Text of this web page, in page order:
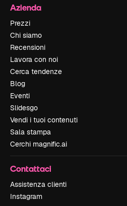
Azienda
Prezzi
Chi siamo
Recensioni
Lavora con noi
Cerca tendenze
Blog
Eventi
Slidesgo
Vendi i tuoi contenuti
Sala stampa
Cerchi magnific.ai
Contattaci
Assistenza clienti
Instagram